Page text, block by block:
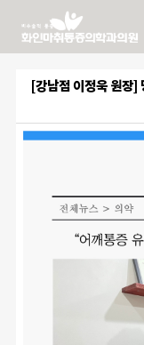
[강남점 이정욱 원장